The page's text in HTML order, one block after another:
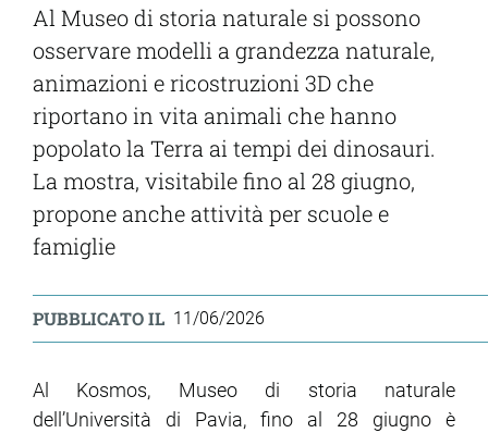
Al Museo di storia naturale si possono
osservare modelli a grandezza naturale,
animazioni e ricostruzioni 3D che
riportano in vita animali che hanno
popolato la Terra ai tempi dei dinosauri.
La mostra, visitabile fino al 28 giugno,
propone anche attività per scuole e
famiglie
PUBBLICATO IL 11/06/2026
Al Kosmos, Museo di storia naturale
dell’Università di Pavia, fino al 28 giugno è